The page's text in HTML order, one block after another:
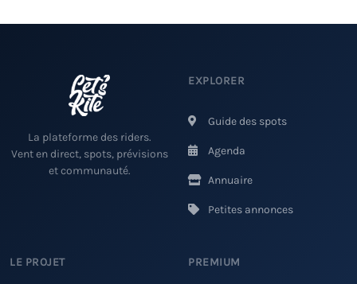
La plateforme des riders.
Vent en direct, spots, prévisions
et communauté.
EXPLORER
Guide des spots
Agenda
Annuaire
Petites annonces
LE PROJET PREMIUM